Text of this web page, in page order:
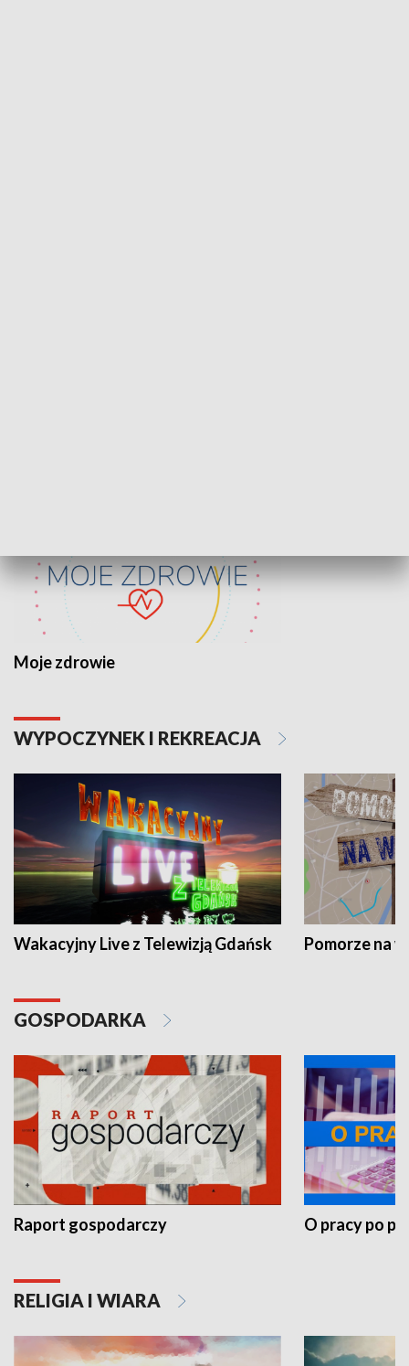
Moje zdrowie
WYPOCZYNEK I REKREACJA
Wakacyjny Live z Telewizją Gdańsk Pomorze na
GOSPODARKA
Raport gospodarczy O pracy po
RELIGIA I WIARA